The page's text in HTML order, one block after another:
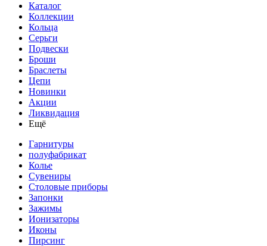
Каталог
Коллекции
Кольца
Серьги
Подвески
Броши
Браслеты
Цепи
Новинки
Акции
Ликвидация
Ещё
Гарнитуры
полуфабрикат
Колье
Сувениры
Столовые приборы
Запонки
Зажимы
Ионизаторы
Иконы
Пирсинг